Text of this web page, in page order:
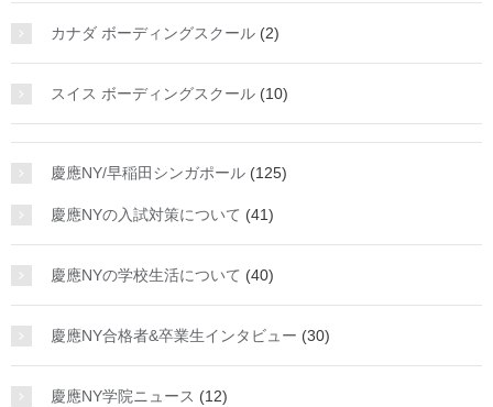
カナダ ボーディングスクール (2)
スイス ボーディングスクール (10)
慶應NY/早稲田シンガポール (125)
慶應NYの入試対策について (41)
慶應NYの学校生活について (40)
慶應NY合格者&卒業生インタビュー (30)
慶應NY学院ニュース (12)